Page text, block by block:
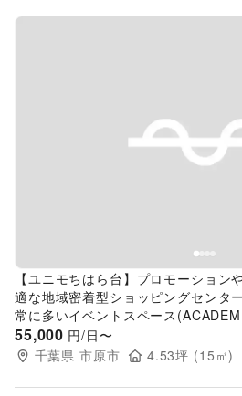
Previous slide
【ユニモちはら台】プロモーション
適な地域密着型ショッピングセンタ
常に多いイベントスペース
55,000 円/日〜
千葉県 市原市 4.53坪 (15 ㎡)